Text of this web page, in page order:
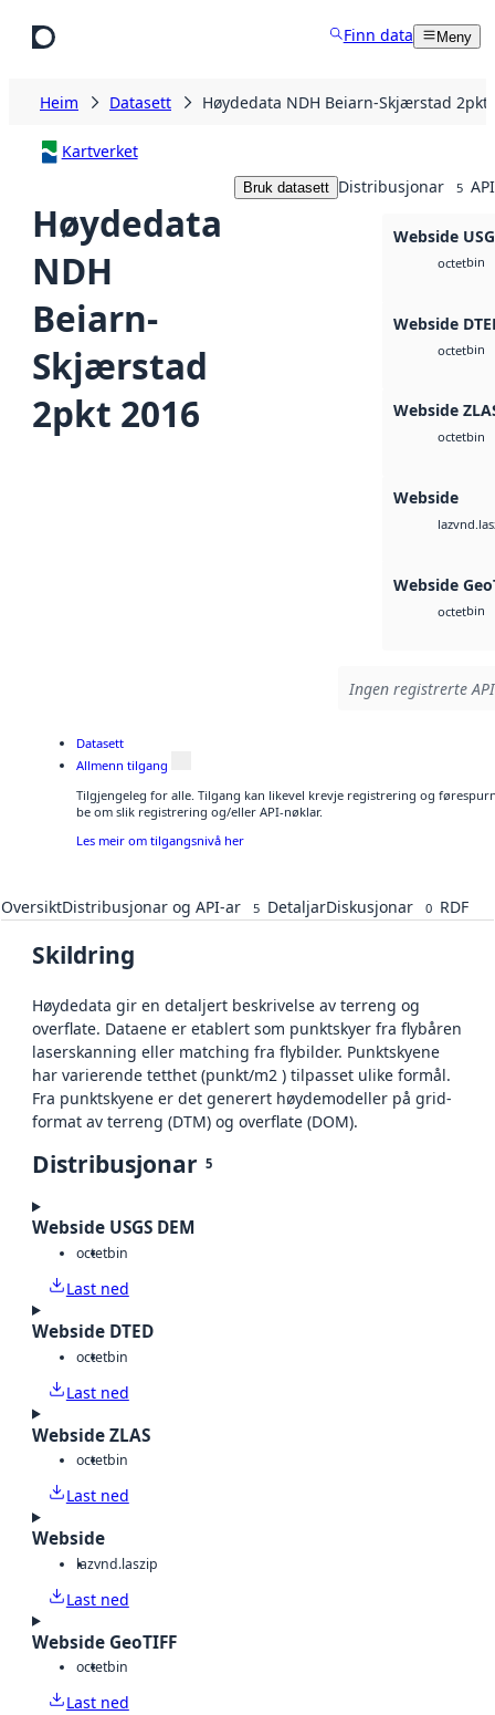
Finn data Meny
Heim Datasett Høydedata NDH Beiarn-Skjærstad 2pkt
Kartverket
Høydedata
NDH
Beiarn-
Skjærstad
2pkt 2016
Bruk datasett Distribusjonar 5
Webside
octetbin
Webside
octetbin
Webside
octetbin
Webside
laz
Webside
octetbin
Ingen registrerte
Datasett
Allmenn tilgang
Tilgjengeleg for alle. Tilgang kan likevel krevje registrering og
be om slik registrering og/eller API-nøklar.
Les meir om tilgangsnivå her
OversiktDistribusjonar og API-ar 5 DetaljarDiskusjonar 0 RDF
Skildring
Høydedata gir en detaljert beskrivelse av terreng og
overflate. Dataene er etablert som punktskyer fra flybåren
laserskanning eller matching fra flybilder. Punktskyene
har varierende tetthet (punkt/m2 ) tilpasset ulike formål.
Fra punktskyene er det generert høydemodeller på grid-
format av terreng (DTM) og overflate (DOM).
Distribusjonar 5
Webside USGS DEM
octetbin
Last ned
Webside DTED
octetbin
Last ned
Webside ZLAS
octetbin
Last ned
Webside
lazvnd.laszip
Last ned
Webside GeoTIFF
octetbin
Last ned